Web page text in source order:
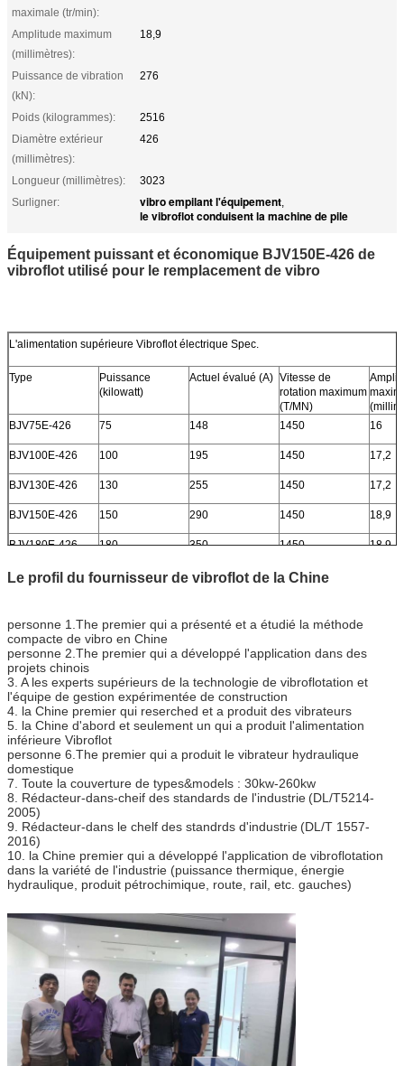
maximale (tr/min):
Amplitude maximum
(millimètres):
18,9
Puissance de vibration
(kN):
276
Poids (kilogrammes):
2516
Diamètre extérieur
(millimètres):
426
Longueur (millimètres):
3023
Surligner:
vibro empilant l'équipement,
le vibroflot conduisent la machine de pile
Équipement puissant et économique BJV150E-426 de
vibroflot utilisé pour le remplacement de vibro
L'alimentation supérieure Vibroflot électrique Spec.
Type
Puissance
(kilowatt)
Actuel évalué (A) Vitesse de
rotation maximum
(T/MN)
BJV75E-426
75 148 1450 16
BJV100E-426 100 195 1450 17,2
BJV130E-426 130 255 1450 17,2
BJV150E-426 150 290 1450 18,9
BJV180E-426 180 350 1450 18,9
Le profil du fournisseur de vibroflot de la Chine
personne 1.The premier qui a présenté et a étudié la méthode
compacte de vibro en Chine
personne 2.The premier qui a développé l'application dans des
projets chinois
3. A les experts supérieurs de la technologie de vibroflotation et
l'équipe de gestion expérimentée de construction
4. la Chine premier qui reserched et a produit des vibrateurs
5. la Chine d'abord et seulement un qui a produit l'alimentation
inférieure Vibroflot
personne 6.The premier qui a produit le vibrateur hydraulique
domestique
7. Toute la couverture de types&models : 30kw-260kw
8. Rédacteur-dans-cheif des standards de l'industrie (DL/T5214-
2005)
9. Rédacteur-dans le chelf des standrds d'industrie (DL/T 1557-
2016)
10. la Chine premier qui a développé l'application de vibroflotation
dans la variété de l'industrie (puissance thermique, énergie
hydraulique, produit pétrochimique, route, rail, etc. gauches)